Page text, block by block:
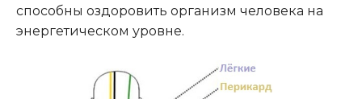
способны оздоровить организм человека на
энергетическом уровне.